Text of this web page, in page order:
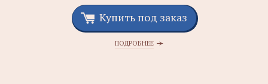
Купить под заказ
ПОДРОБНЕЕ